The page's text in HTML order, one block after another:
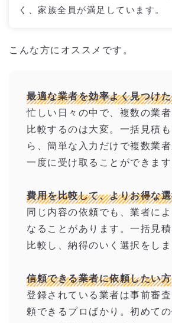
く、家族全員が満足しています。
こんな方にオススメです。
最適な業者を効率よく見つけ
忙しい日々の中で、複数の業
比較するのは大変。一括見積
ら、簡単な入力だけで複数業
一度に受け取ることができます
費用を比較して、よりお得な
同じ内容の依頼でも、業者に
なることがあります。一括見
比較し、納得のいく選択をしま
信頼できる業者に依頼したい方
登録されている業者は事前審
頼できるプロばかり。初めて